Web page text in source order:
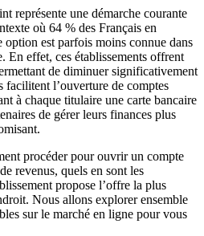
représente une démarche courante
où 64 % des Français en
est parfois moins connue dans
En effet, ces établissements offrent
de diminuer significativement
facilitent l’ouverture de comptes
à chaque titulaire une carte bancaire
de gérer leurs finances plus
procéder pour ouvrir un compte
revenus, quels en sont les
propose l’offre la plus
Nous allons explorer ensemble
sur le marché en ligne pour vous